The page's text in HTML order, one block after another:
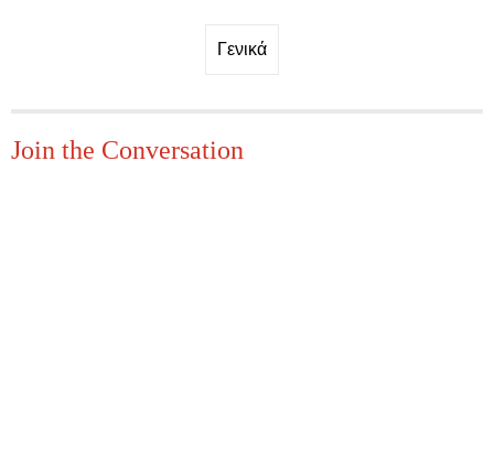
Γενικά
Join the Conversation